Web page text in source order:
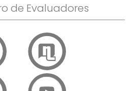
de Evaluadores